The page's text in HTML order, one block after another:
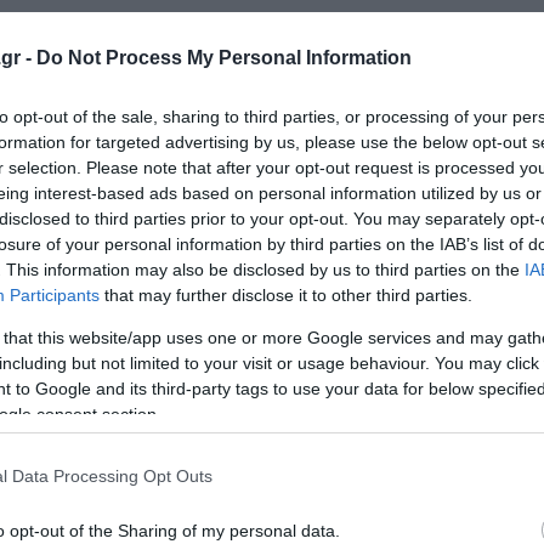
- Do Not Process My Personal Information
opt-out of the sale, sharing to third parties, or processing of your
for targeted advertising by us, please use the below opt-out
selection. Please note that after your opt-out request is processed
interest-based ads based on personal information utilized by us
to third parties prior to your opt-out. You may separately
of your personal information by third parties on the IAB’s list of
This information may also be disclosed by us to third parties on the
Participants that may further disclose it to other third parties.
that this website/app uses one or more Google services and may
but not limited to your visit or usage behaviour. You may
to Google and its third-party tags to use your data for below
consent section.
Data Processing Opt Outs
opt-out of the Sharing of my personal data.
επιφάνειες τους και αφού έχετε ζεστάνει λάδι σε
άκρη. Στο λάδι που τηγανίσατε, ρίχνετε το κρεμμύδι,
Προσθέτετε τα δαφνόφυλλα και σβήνετε με το
και αφήνετε το κρέας να σιγομαγειρευτεί για 90
λεμονιού και το μαϊντανό, ψιλοκομμένο. Όταν